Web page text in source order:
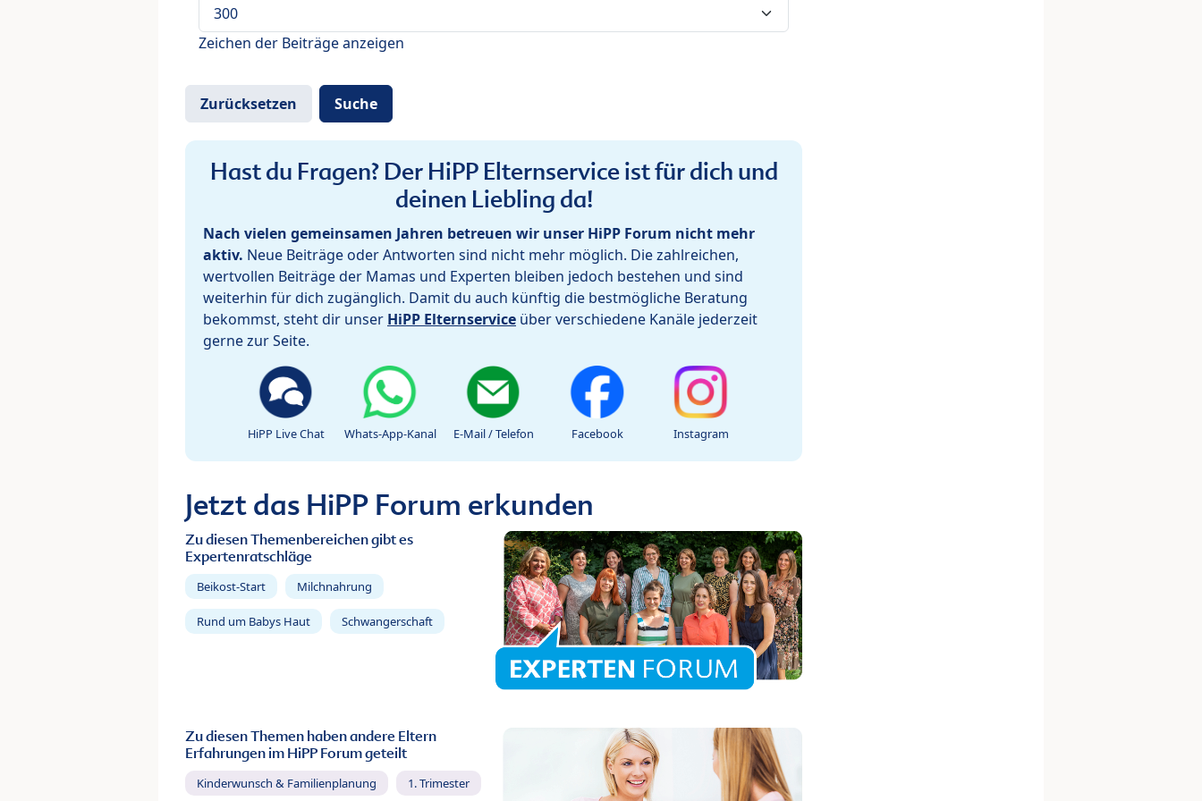
Zeichen der Beiträge anzeigen
Hast du Fragen? Der HiPP Elternservice ist für dich und
deinen Liebling da!
Nach vielen gemeinsamen Jahren betreuen wir unser HiPP Forum nicht mehr
aktiv. Neue Beiträge oder Antworten sind nicht mehr möglich. Die zahlreichen,
wertvollen Beiträge der Mamas und Experten bleiben jedoch bestehen und sind
weiterhin für dich zugänglich. Damit du auch künftig die bestmögliche Beratung
bekommst, steht dir unser HiPP Elternservice über verschiedene Kanäle jederzeit
gerne zur Seite.
HiPP Live Chat Whats-App-Kanal E-Mail / Telefon Facebook Instagram
Jetzt das HiPP Forum erkunden
Zu diesen Themenbereichen gibt es
Expertenratschläge
Beikost-Start Milchnahrung
Rund um Babys Haut Schwangerschaft
Zu diesen Themen haben andere Eltern
Erfahrungen im HiPP Forum geteilt
Kinderwunsch & Familienplanung 1. Trimester